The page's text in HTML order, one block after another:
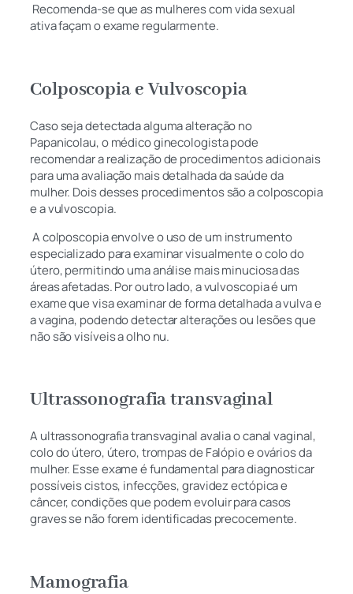
Recomenda-se que as mulheres com vida sexual
ativa façam o exame regularmente.
Colposcopia e Vulvoscopia
Caso seja detectada alguma alteração no
Papanicolau, o médico ginecologista pode
recomendar a realização de procedimentos adicionais
para uma avaliação mais detalhada da saúde da
mulher. Dois desses procedimentos são a colposcopia
e a vulvoscopia.
A colposcopia envolve o uso de um instrumento
especializado para examinar visualmente o colo do
útero, permitindo uma análise mais minuciosa das
áreas afetadas. Por outro lado, a vulvoscopia é um
exame que visa examinar de forma detalhada a vulva e
a vagina, podendo detectar alterações ou lesões que
não são visíveis a olho nu.
Ultrassonografia transvaginal
A ultrassonografia transvaginal avalia o canal vaginal,
colo do útero, útero, trompas de Falópio e ovários da
mulher. Esse exame é fundamental para diagnosticar
possíveis cistos, infecções, gravidez ectópica e
câncer, condições que podem evoluir para casos
graves se não forem identificadas precocemente.
Mamografia